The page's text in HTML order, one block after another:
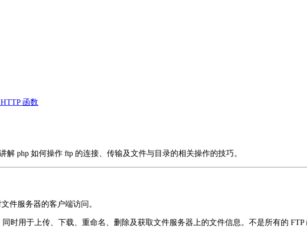
函数
解 php 如何操作 ftp 的连接、传输及文件与目录的相关操作的技巧。
件服务器的客户端访问。
时用于上传、下载、重命名、删除及获取文件服务器上的文件信息。不是所有的